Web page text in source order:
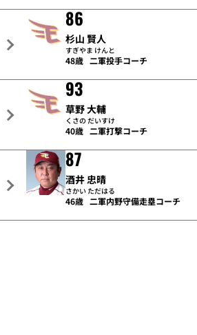
86
杉山 賢人
すぎやま けんと
48歳 二軍投手コーチ
93
草野 大輔
くさの だいすけ
40歳 二軍打撃コーチ
87
酒井 忠晴
さかい ただはる
46歳 二軍内野守備走塁コーチ